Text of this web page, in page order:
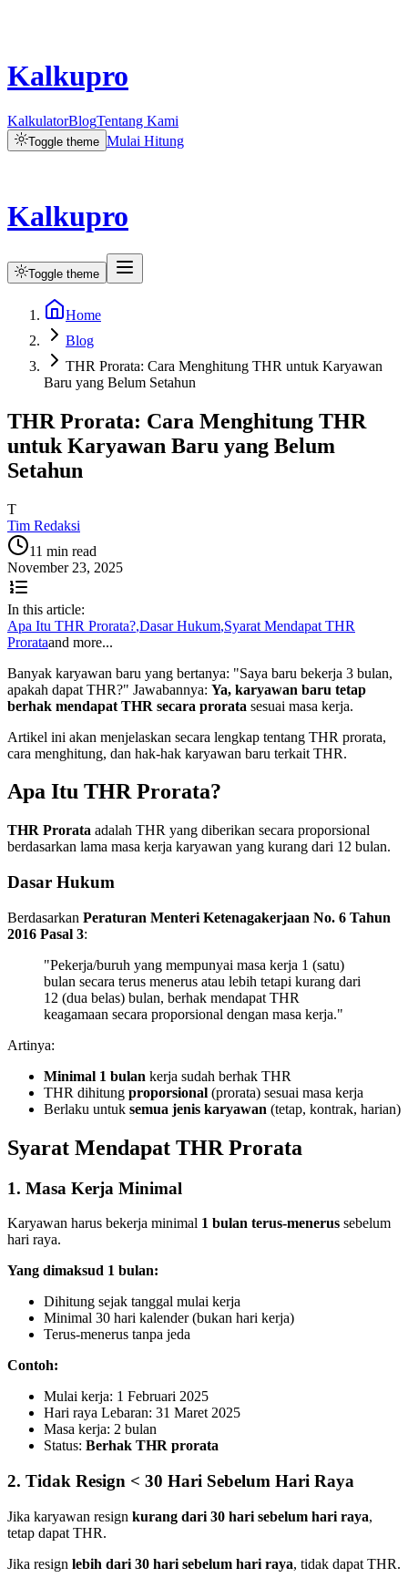
Kalkupro
KalkulatorBlogTentang Kami
Toggle theme Mulai Hitung
Kalkupro
Toggle theme
Home
Blog
THR Prorata: Cara Menghitung THR untuk Karyawan
Baru yang Belum Setahun
THR Prorata: Cara Menghitung THR
untuk Karyawan Baru yang Belum
Setahun
T
Tim Redaksi
11 min read
November 23, 2025
In this article:
Apa Itu THR Prorata?,Dasar Hukum,Syarat Mendapat THR
Prorataand more...
Banyak karyawan baru yang bertanya: "Saya baru bekerja 3 bulan,
apakah dapat THR?" Jawabannya: Ya, karyawan baru tetap
berhak mendapat THR secara prorata sesuai masa kerja.
Artikel ini akan menjelaskan secara lengkap tentang THR prorata,
cara menghitung, dan hak-hak karyawan baru terkait THR.
Apa Itu THR Prorata?
THR Prorata adalah THR yang diberikan secara proporsional
berdasarkan lama masa kerja karyawan yang kurang dari 12 bulan.
Dasar Hukum
Berdasarkan Peraturan Menteri Ketenagakerjaan No. 6 Tahun
2016 Pasal 3:
"Pekerja/buruh yang mempunyai masa kerja 1 (satu)
bulan secara terus menerus atau lebih tetapi kurang dari
12 (dua belas) bulan, berhak mendapat THR
keagamaan secara proporsional dengan masa kerja."
Artinya:
Minimal 1 bulan kerja sudah berhak THR
THR dihitung proporsional (prorata) sesuai masa kerja
Berlaku untuk semua jenis karyawan (tetap, kontrak, harian)
Syarat Mendapat THR Prorata
1. Masa Kerja Minimal
Karyawan harus bekerja minimal 1 bulan terus-menerus sebelum
hari raya.
Yang dimaksud 1 bulan:
Dihitung sejak tanggal mulai kerja
Minimal 30 hari kalender (bukan hari kerja)
Terus-menerus tanpa jeda
Contoh:
Mulai kerja: 1 Februari 2025
Hari raya Lebaran: 31 Maret 2025
Masa kerja: 2 bulan
Status: Berhak THR prorata
2. Tidak Resign < 30 Hari Sebelum Hari Raya
Jika karyawan resign kurang dari 30 hari sebelum hari raya,
tetap dapat THR.
Jika resign lebih dari 30 hari sebelum hari raya, tidak dapat THR.